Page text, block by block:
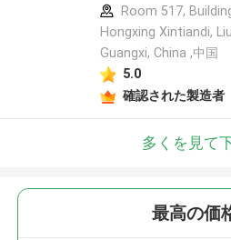
Room 517,
Hongxing Xintiandi,
Guangxi, China ,中国
5.0
確認された製造者
多くを見て
最高の価